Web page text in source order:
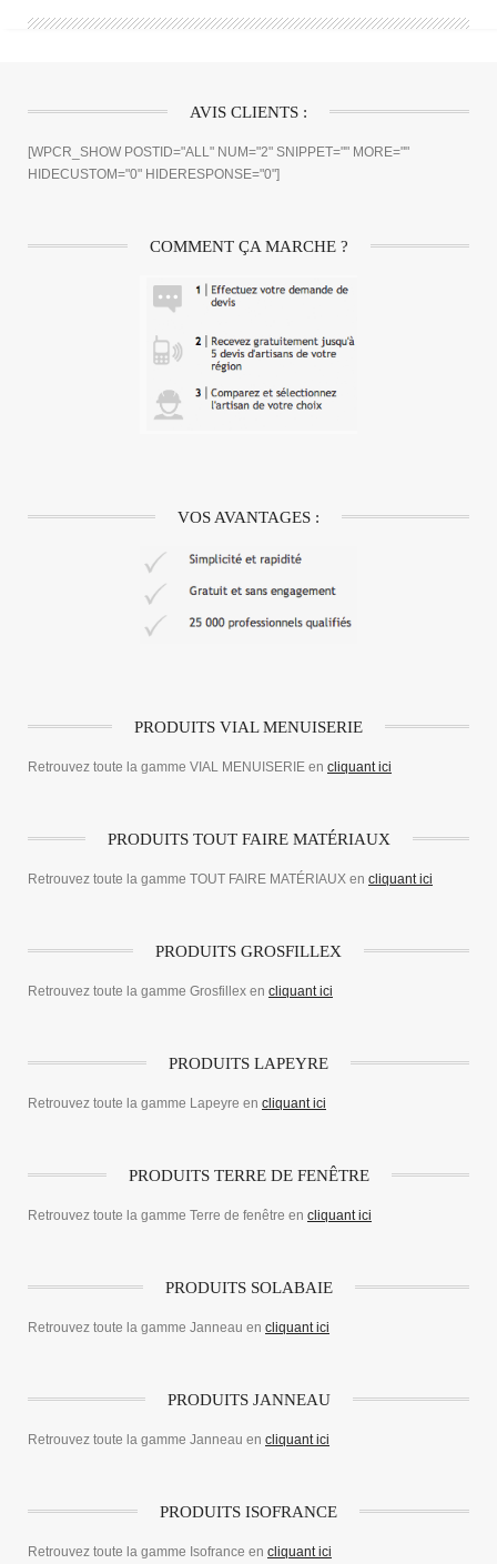
AVIS CLIENTS :
[WPCR_SHOW POSTID="ALL" NUM="2" SNIPPET="" MORE=""
HIDECUSTOM="0" HIDERESPONSE="0"]
COMMENT ÇA MARCHE ?
VOS AVANTAGES :
PRODUITS VIAL MENUISERIE
Retrouvez toute la gamme VIAL MENUISERIE en cliquant ici
PRODUITS TOUT FAIRE MATÉRIAUX
Retrouvez toute la gamme TOUT FAIRE MATÉRIAUX en cliquant ici
PRODUITS GROSFILLEX
Retrouvez toute la gamme Grosfillex en cliquant ici
PRODUITS LAPEYRE
Retrouvez toute la gamme Lapeyre en cliquant ici
PRODUITS TERRE DE FENÊTRE
Retrouvez toute la gamme Terre de fenêtre en cliquant ici
PRODUITS SOLABAIE
Retrouvez toute la gamme Janneau en cliquant ici
PRODUITS JANNEAU
Retrouvez toute la gamme Janneau en cliquant ici
PRODUITS ISOFRANCE
Retrouvez toute la gamme Isofrance en cliquant ici